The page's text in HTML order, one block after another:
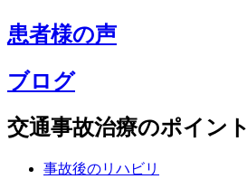
患者様の声
ブログ
交通事故治療のポイント
事故後のリハビリ